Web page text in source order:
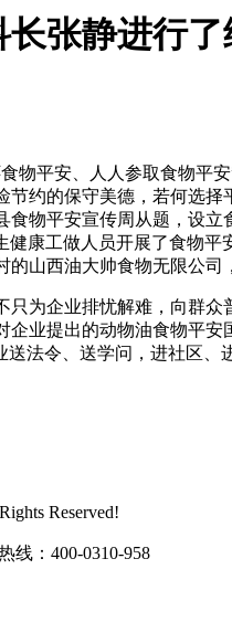
张静进行了
平安、人人参取食物平
约的保守美德，若何选
物平安宣传周从题，设
康工做人员开展了食物
山西油大帅食物无限公司，
企业排忧解难，向群众
业提出的动物油食物平
法令、送学问，进社区
Reserved!
线：400-0310-958